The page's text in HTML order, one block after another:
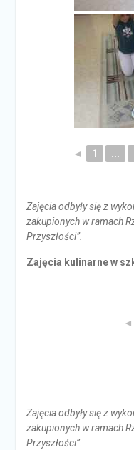
◄ 1 ...
Zajęcia odbyły się z
zakupionych w ramach
Przyszłości”.
Zajęcia kulinarne w
◄
Zajęcia odbyły się z
zakupionych w ramach
Przyszłości”.